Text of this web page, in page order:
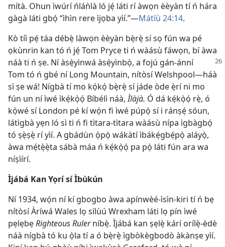
mítà. Ohun ìwúrí ńláǹlà ló jẹ́ láti rí àwọn èèyàn tí ń hára
gàgà láti gbọ́ “ìhìn rere ìjọba yìí.”—Mátíù 24:14.
Kò tíì pẹ́ táa débẹ̀ làwọn èèyàn bẹ̀rẹ̀ sí sọ fún wa pé
ọkùnrin kan tó ń jẹ́ Tom Pryce ti ń wàásù fáwọn, bí àwa
náà ti ń ṣe. Níàsẹ̀yìnwá àsẹ̀yìnbọ̀, a fojú gán-ánní
Tom tó ń gbé ní Long Mountain, nítòsí Welshpool—háà
sì ṣe wá! Nígbà tí mo kọ́kọ́ bẹ̀rẹ̀ sí jáde òde ẹ̀rí ni mo
fún un ní ìwé ìkẹ́kọ̀ọ́ Bíbélì náà,Ìlàjà. Ó dá kẹ́kọ̀ọ́ rẹ̀, ó
kọ̀wé sí London pé kí wọ́n fi ìwé púpọ̀ sí i ránṣẹ́ sóun,
látìgbà yẹn ló sì ti ń fi tìtara-tìtara wàásù nípa ìgbàgbọ́
tó ṣẹ̀ṣẹ̀ rí yìí. A gbádùn ọ̀pọ̀ wákàtí ìbákẹ́gbẹ́pọ̀ aláyọ̀,
àwa mẹ́tẹ̀ẹ̀ta sábà máa ń kẹ́kọ̀ọ́ pa pọ̀ láti fún ara wa
níṣìírí.
Ìjábá Kan Yọrí sí Ìbùkún
Ní 1934, wọ́n ní kí gbogbo àwa apínwèé-ìsìn-kiri tí ń bẹ
nítòsí Àríwá Wales lọ sílùú Wrexham láti lọ pín ìwé
pẹlẹbẹRighteous Rulerníbẹ̀. Ìjábá kan ṣẹlẹ̀ kárí orílẹ̀-èdè
náà nígbà tó ku ọ̀la tí a ó bẹ̀rẹ̀ ìgbòkègbodò àkànṣe yìí.